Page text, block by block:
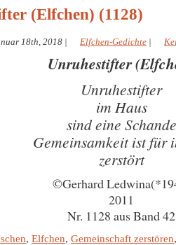
(Elfchen) (1128)
18th, 2018 | Elfchen-Gedichte |
Unruhestifter
Unruhestifter
im Haus
sind eine Schande
Gemeinsamkeit ist für
zerstört
©Gerhard
2011
Nr. 1128 aus Band 42
, Elfchen, Gemeinschaft zerstören